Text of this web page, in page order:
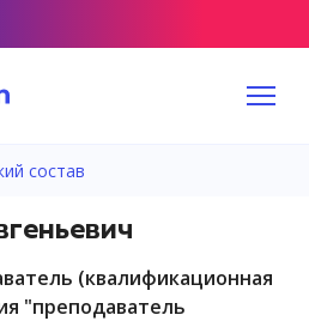
состав
"преподаватель